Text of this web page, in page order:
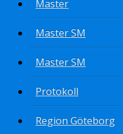
Master
Master SM
Master SM
Protokoll
Region Göteborg